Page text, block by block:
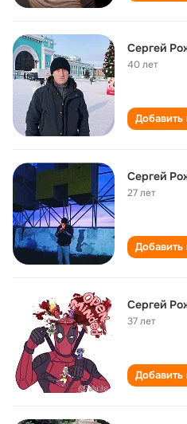
Сергей
40 лет
Добавить
Сергей
27 лет
Добавить
Сергей
37 лет
Добавить